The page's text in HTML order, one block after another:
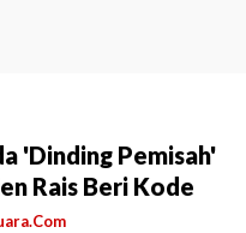
'Dinding Pemisah'
Rais Beri Kode